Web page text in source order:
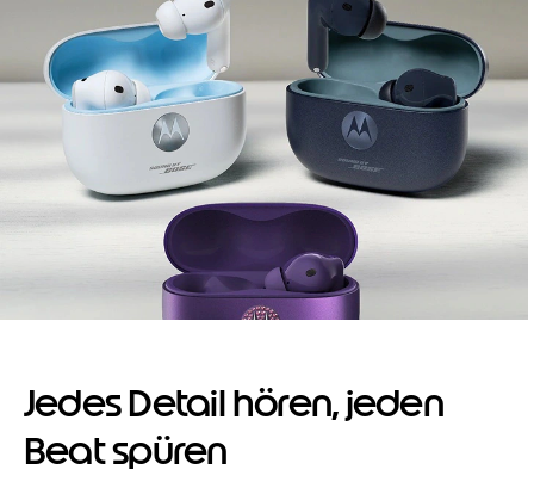
Jedes Detail hören, jeden
Beat spüren